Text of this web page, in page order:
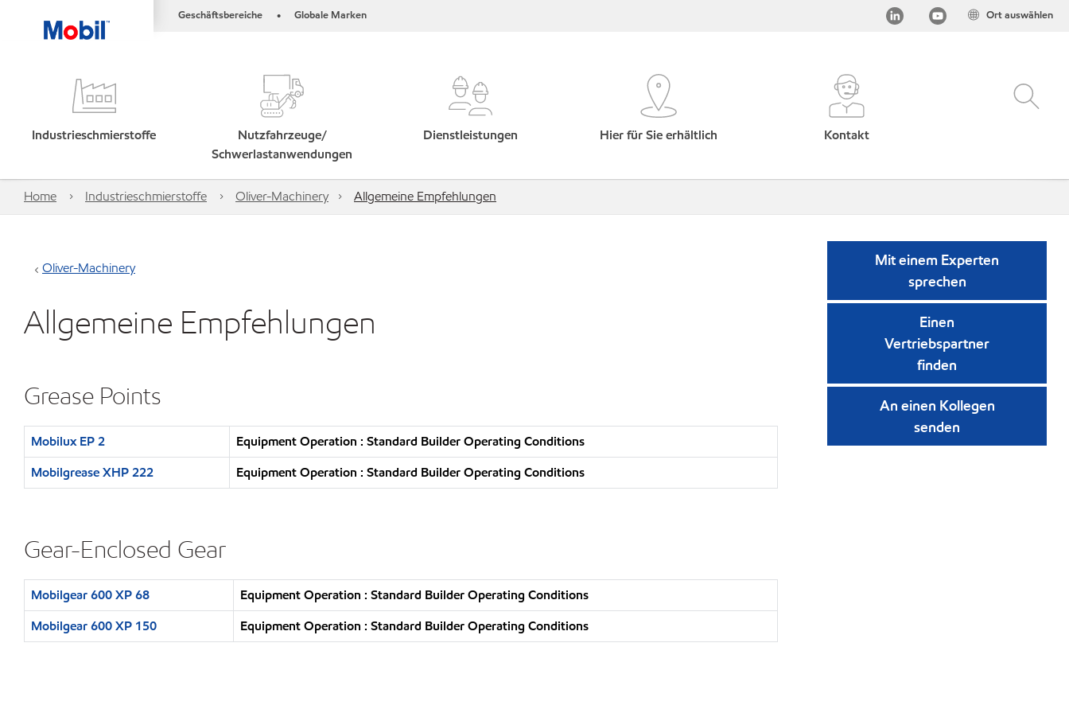
Geschäftsbereiche • Globale Marken Ort auswählen
Industrieschmierstoffe
Nutzfahrzeuge/
Schwerlastanwendungen
Dienstleistungen Hier für Sie erhältlich Kontakt
Home Industrieschmierstoffe Oliver-Machinery Allgemeine Empfehlungen
Oliver-Machinery
Allgemeine Empfehlungen
Grease Points
Mobilux EP 2
Equipment Operation : Standard Builder Operating Conditions
Mobilgrease XHP 222
Equipment Operation : Standard Builder Operating Conditions
Gear-Enclosed Gear
Mobilgear 600 XP 68
Equipment Operation : Standard Builder Operating Conditions
Mobilgear 600 XP 150
Equipment Operation : Standard Builder Operating Conditions
Mit einem Experten
sprechen
Einen
Vertriebspartner
finden
An einen Kollegen
senden